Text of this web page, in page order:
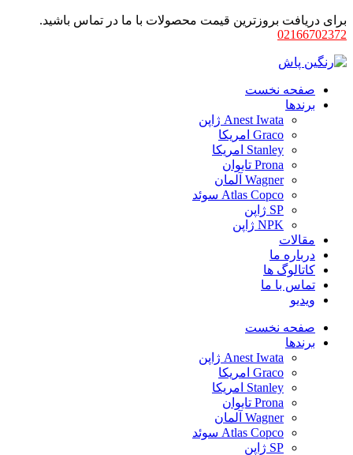
برای دریافت بروزترین قیمت محصولات با ما در تماس باشید.
02166702372
صفحه نخست
برندها
Anest Iwata ژاپن
Graco امریکا
Stanley امریکا
Prona تایوان
Wagner آلمان
Atlas Copco سوئد
SP ژاپن
NPK ژاپن
مقالات
درباره ما
کاتالوگ ها
تماس با ما
ویدیو
صفحه نخست
برندها
Anest Iwata ژاپن
Graco امریکا
Stanley امریکا
Prona تایوان
Wagner آلمان
Atlas Copco سوئد
SP ژاپن